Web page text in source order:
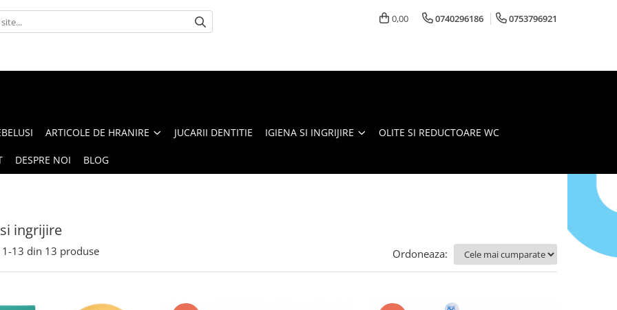
0,00 0740296186 0753796921
ARTICOLE DE HRANIRE JUCARII DENTITIE IGIENA SI INGRIJIRE OLITE SI REDUCTOARE WC
DESPRE NOI BLOG
ingrijire
1-13 din 13 produse Ordoneaza: